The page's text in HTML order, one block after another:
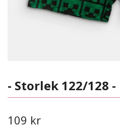
- Storlek 122/128 -
109 kr